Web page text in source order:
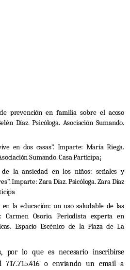
prevención en familia sobre el acoso
Díaz. Psicóloga. Asociación Sumando.
en dos casas”. Imparte: María Riega.
Sumando. Casa Participa¡
la ansiedad en los niños: señales y
Imparte: Zara Díaz. Psicóloga. Zara Díaz
la educación: un uso saludable de las
Carmen Osorio. Periodista experta en
Espacio Escénico de la Plaza de La
por lo que es necesario inscribirse
717.715.416 o enviando un email a